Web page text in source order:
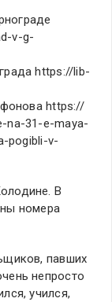
v-g-
https://lib-
https://
na-31-e-maya-
pogibli-v-
В
номера
павших
непросто
учился,